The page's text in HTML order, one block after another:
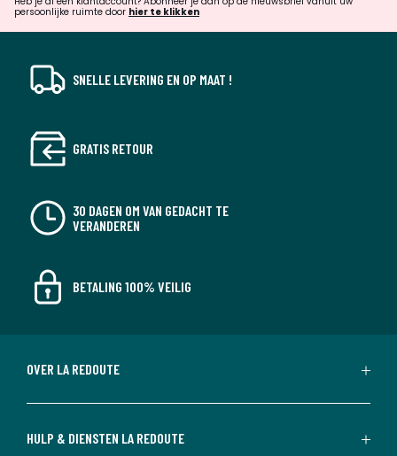
persoonlijke ruimte door hier te klikken
SNELLE LEVERING EN OP MAAT !
GRATIS RETOUR
30 DAGEN OM VAN GEDACHT TE
VERANDEREN
BETALING 100% VEILIG
OVER LA REDOUTE
HULP & DIENSTEN LA REDOUTE